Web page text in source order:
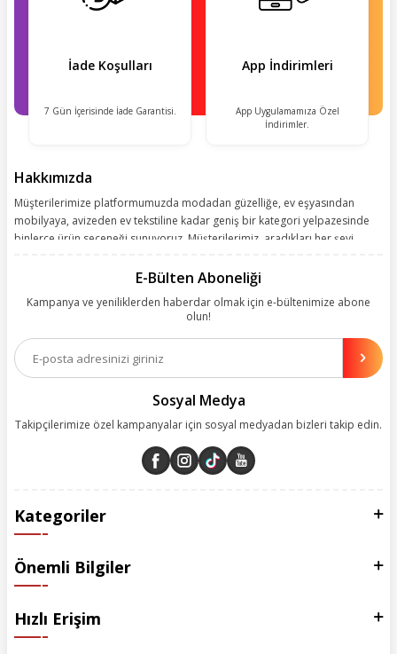
İade Koşulları
7 Gün İçerisinde İade Garantisi.
App İndirimleri
App Uygulamamıza Özel
İndirimler.
Hakkımızda
Müşterilerimize platformumuzda modadan güzelliğe, ev eşyasından
mobilyaya, avizeden ev tekstiline kadar geniş bir kategori yelpazesinde
binlerce ürün seçeneği sunuyoruz. Müşterilerimiz, aradıkları her şeyi
kolay, kusursuz ve keyifli bir alışveriş yolculuğu sunarken deneyiminize
olanakları sunuyoruz. Çalışmalarımızı müşterilerimizin memnuniyetini
esas alarak yürütüyoruz.
E-Bülten Aboneliği
Kampanya ve yeniliklerden haberdar olmak için e-bültenimize abone
olun!
Sosyal Medya
Takipçilerimize özel kampanyalar için sosyal medyadan bizleri takip edin.
Kategoriler
Önemli Bilgiler
Hızlı Erişim